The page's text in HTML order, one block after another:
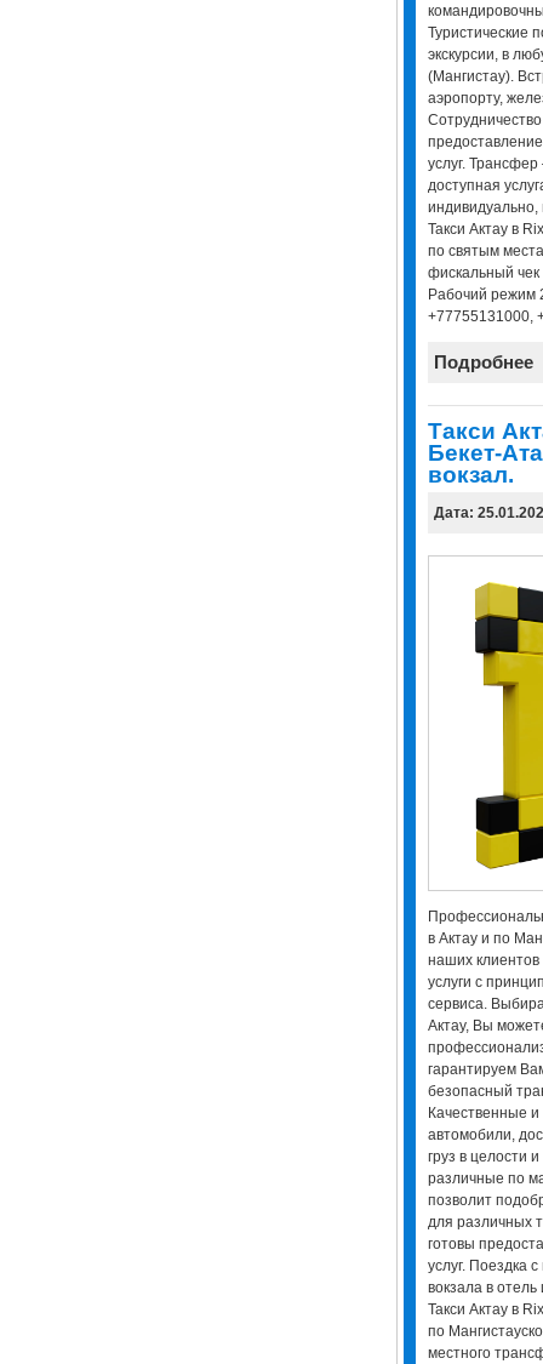
Туристические
экскурсии, в
(Мангистау).
аэропорту,
услуг.
доступная
индивидуально,
Такси Актау в
по святым
фискальный чек
Рабочий режим
+77755131000,
Подробнее
Tакси
Бекет-
вокзал.
Дата:
в Актау и по
наших
услуги с
сервиса.
Актау, Вы
гарантируем
безопасный
Качественные
автомобили,
груз в целости
различные по
позволит
для различных
готовы
услуг. Поездка
вокзала в
Такси Актау в
по
местного